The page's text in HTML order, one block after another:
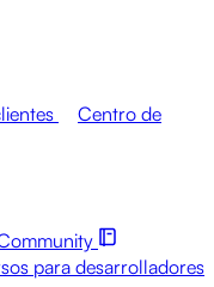
Centro de
para desarrolladores